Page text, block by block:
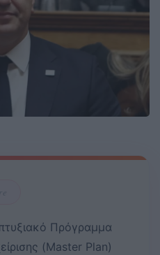
Πρόγραμμα
(Master Plan)